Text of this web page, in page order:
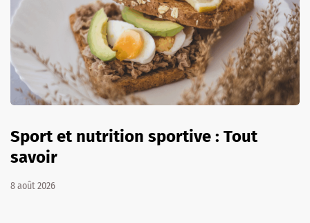
Sport et nutrition sportive : Tout
savoir
8 août 2026